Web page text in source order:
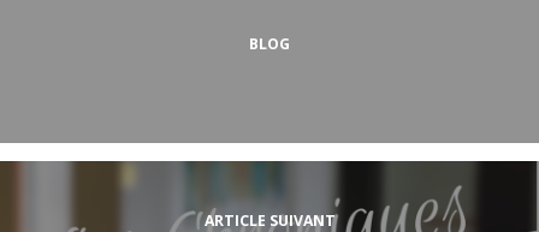
BLOG
ARTICLE SUIVANT